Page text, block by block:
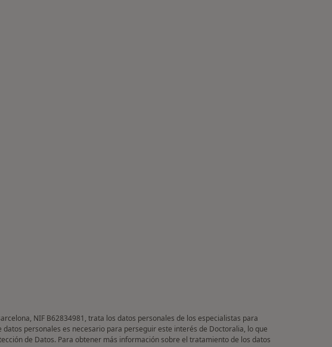
NIF B62834981, trata los datos personales de los especialistas para
personales es necesario para perseguir este interés de Doctoralia, lo que
de Datos. Para obtener más información sobre el tratamiento de los datos